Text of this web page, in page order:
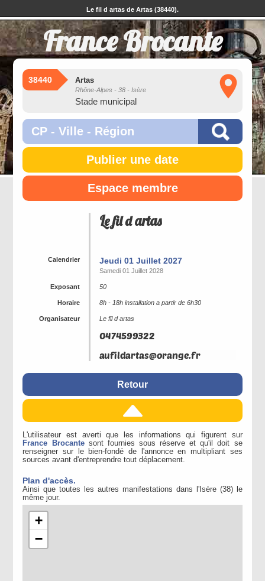
Le fil d artas de Artas (38440).
France Brocante
38440 Artas
Rhône-Alpes - 38 - Isère
Stade municipal
Publier une date
Espace membre
Le fil d artas
Calendrier Jeudi 01 Juillet 2027
Samedi 01 Juillet 2028
Exposant 50
Horaire 8h - 18h installation a partir de 6h30
Organisateur Le fil d artas
Retour
L'utilisateur est averti que les informations qui figurent sur
France Brocantesont fournies sous réserve et qu'il doit se
renseigner sur le bien-fondé de l'annonce en multipliant ses
sources avant d'entreprendre tout déplacement.
Plan d'accès.
Ainsi que toutes les autres manifestations dans l'Isère (38) le
même jour.
+
−